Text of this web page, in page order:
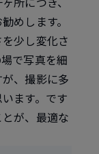
めします。
少し変化さ
で写真を細
、撮影に多
ます。です
が、最適な